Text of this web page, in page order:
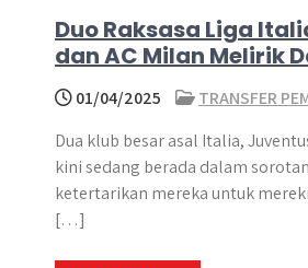
Duo Raksasa Liga
dan AC Milan Melirik
01/04/2025
TRANSFER
Dua klub besar asal Italia,
kini sedang berada dalam
ketertarikan mereka untuk
[…]